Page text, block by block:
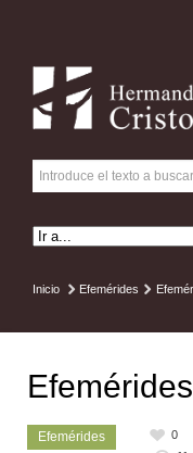
Inicio Efemérides
Efemérides 0